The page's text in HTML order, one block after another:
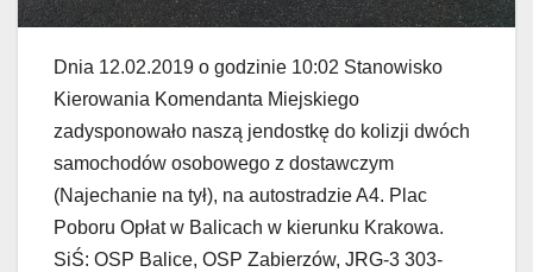
Dnia 12.02.2019 o godzinie 10:02 Stanowisko
Kierowania Komendanta Miejskiego
zadysponowało naszą jendostkę do kolizji dwóch
samochodów osobowego z dostawczym
(Najechanie na tył), na autostradzie A4. Plac
Poboru Opłat w Balicach w kierunku Krakowa.
SiŚ: OSP Balice, OSP Zabierzów, JRG-3 303-